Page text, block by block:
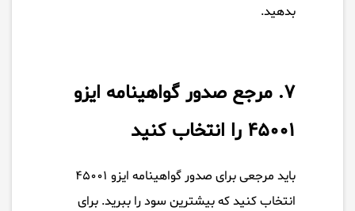
بدهید.
۷. مرجع صدور گواهینامه ایزو
۴۵۰۰۱ را انتخاب کنید
باید مرجعی برای صدور گواهینامه ایزو ۴۵۰۰۱
انتخاب کنید که بیشترین سود را ببرید. برای